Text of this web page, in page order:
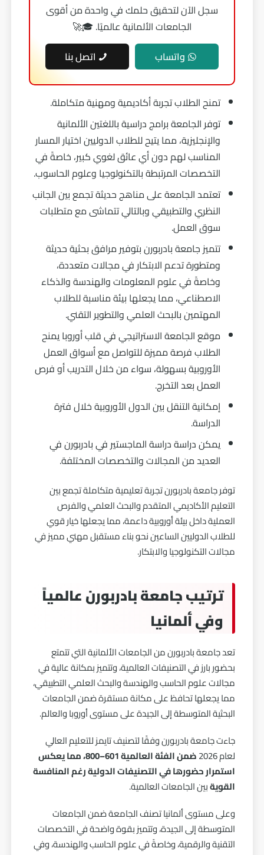
سجل الآن لتحقيق حلمك في واحدة من أقوى
الجامعات الألمانية عالميًا. 🎓🚀
واتساب
اتصل بنا
تمنح الطلاب تجربة أكاديمية ومهنية متكاملة.
توفر الجامعة برامج دراسية باللغتين الألمانية
والإنجليزية، مما يتيح للطلاب الدوليين اختيار المسار
المناسب لهم دون أي عائق لغوي كبير، خاصةً في
التخصصات المرتبطة بالتكنولوجيا وعلوم الحاسوب.
تعتمد الجامعة على مناهج حديثة تجمع بين الجانب
النظري والتطبيقي وبالتالي تتماشى مع متطلبات
سوق العمل.
تتميز جامعة بادربورن بتوفير مرافق بحثية حديثة
ومتطورة تدعم الابتكار في مجالات متعددة،
وخاصةً في علوم المعلومات والهندسة والذكاء
الاصطناعي، مما يجعلها بيئة مناسبة للطلاب
المهتمين بالبحث العلمي والتطوير التقني.
موقع الجامعة الاستراتيجي في قلب أوروبا يمنح
الطلاب فرصة مميزة للتواصل مع أسواق العمل
الأوروبية بسهولة، سواء من خلال التدريب أو فرص
العمل بعد التخرج.
إمكانية التنقل بين الدول الأوروبية خلال فترة
الدراسة.
يمكن دراسة دراسة الماجستير في بادربورن في
العديد من المجالات والتخصصات المختلفة.
توفر جامعة بادربورن تجربة تعليمية متكاملة تجمع بين
التعليم الأكاديمي المتقدم والبحث العلمي والفرص
العملية داخل بيئة أوروبية داعمة، مما يجعلها خيار قوي
للطلاب الدوليين الساعين نحو بناء مستقبل مهني مميز في
مجالات التكنولوجيا والابتكار.
ترتيب جامعة بادربورن عالمياً
وفي ألمانيا
تعد جامعة بادربورن من الجامعات الألمانية التي تتمتع
بحضور بارز في التصنيفات العالمية، وتتميز بمكانة عالية في
مجالات علوم الحاسب والهندسة والبحث العلمي التطبيقي،
مما يجعلها تحافظ على مكانة مستقرة ضمن الجامعات
البحثية المتوسطة إلى الجيدة على مستوى أوروبا والعالم.
جاءت جامعة بادربورن وفقًا لتصنيف تايمز للتعليم العالي
لعام 2026
ضمن الفئة العالمية 601–800، مما يعكس
استمرار حضورها في التصنيفات الدولية رغم المنافسة
القويةبين الجامعات العالمية.
وعلى مستوى ألمانيا تصنف الجامعة ضمن الجامعات
المتوسطة إلى الجيدة، وتتميز بقوة واضحة في التخصصات
التقنية والرقمية، وخاصةً في علوم الحاسب والهندسة، وفي